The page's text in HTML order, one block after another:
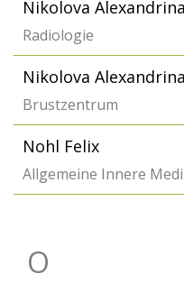
Nikolova Alexandrina
Radiologie
Nikolova Alexandrina
Brustzentrum
Nohl Felix
Allgemeine Innere
O